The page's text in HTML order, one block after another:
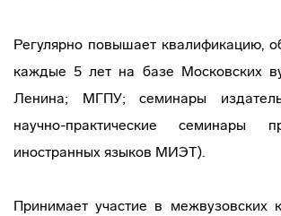
Регулярно повышает квалификацию,
каждые 5 лет на базе Московских
Ленина; МГПУ; семинары
научно-практические семинары
иностранных языков МИЭТ).
Принимает участие в межвузовских